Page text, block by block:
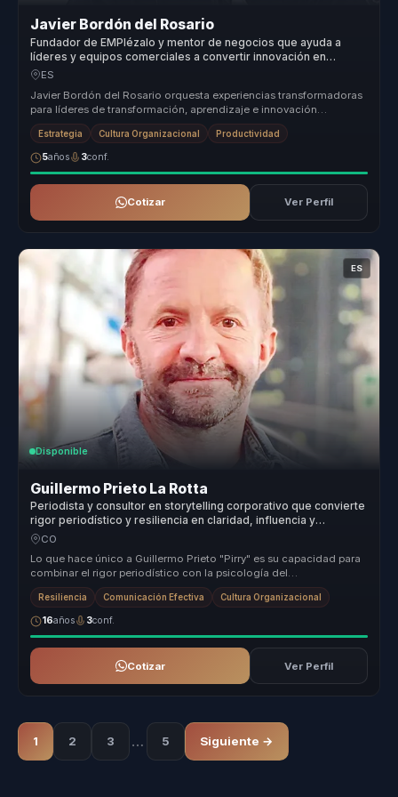
Javier Bordón del Rosario
Fundador de EMPIézalo y mentor de negocios que ayuda a
líderes y equipos comerciales a convertir innovación en
adaptación y ventaja competitiva.
ES
Javier Bordón del Rosario orquesta experiencias transformadoras
para líderes de transformación, aprendizaje e innovación
organizacional. ...
Estrategia Cultura Organizacional Productividad
5años 3conf.
Cotizar Ver Perfil
ES
Disponible
Guillermo Prieto La Rotta
Periodista y consultor en storytelling corporativo que convierte
rigor periodístico y resiliencia en claridad, influencia y
confianza para líderes y voceros.
CO
Lo que hace único a Guillermo Prieto "Pirry" es su capacidad para
combinar el rigor periodístico con la psicología del
comportamiento, of...
Resiliencia Comunicación Efectiva Cultura Organizacional
16años 3conf.
Cotizar Ver Perfil
1 2 3 … 5 Siguiente →